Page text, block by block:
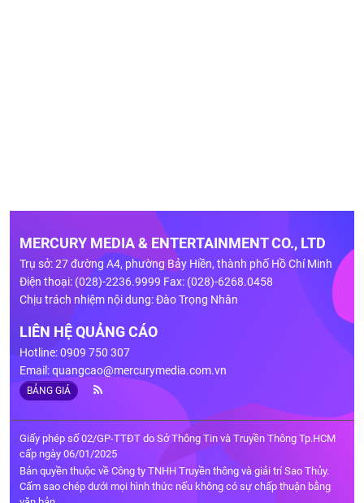
MERCURY MEDIA & ENTERTAINMENT CO., LTD
Trụ sở: 27 đường A4, phường Bảy Hiền, thành phố Hồ Chí Minh
Điện thoại: (028)-2236.9999 Fax: (028)-6268.0458
Chịu trách nhiệm nội dung: Đào Trọng Nhân
LIÊN HỆ QUẢNG CÁO
Hotline: 0909 750 307
Email:quangcao@mercurymedia.com.vn
BẢNG GIÁ
Giấy phép số 02/GP-TTĐT do Sở Thông Tin và Truyền Thông Tp.HCM
cấp ngày 06/01/2025
Bản quyền thuộc về Công ty TNHH Truyền thông và giải trí Sao Thủy.
Cấm sao chép dưới mọi hình thức nếu không có sự chấp thuận bằng